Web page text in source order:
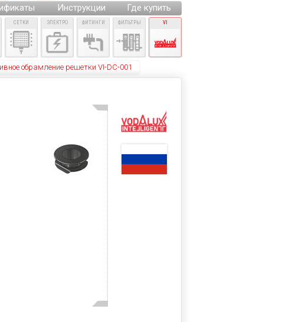
Инструкции Где купить
СЕТКИ ЭЛЕКТРО ФИТИНГИ ФИЛЬТРЫ VI
обрамление решетки VI-DC-001